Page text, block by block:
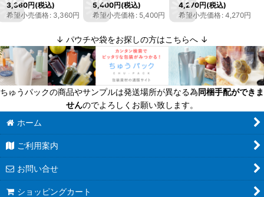
3,360円(税込)
希望小売価格: 3,360円
5,400円(税込)
希望小売価格: 5,400円
4,270円(税込)
希望小売価格: 4,270円
↓ パウチや袋をお探しの方はこちらへ ↓
ちゅうパックの商品やサンプルは発送場所が異なる為同梱手配ができま
せんのでよろしくお願い致します。
ホーム
ご利用案内
お問い合せ
ショッピングカート